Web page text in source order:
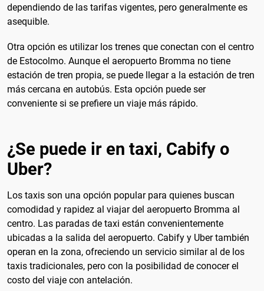
dependiendo de las tarifas vigentes, pero generalmente es
asequible.
Otra opción es utilizar los trenes que conectan con el centro
de Estocolmo. Aunque el aeropuerto Bromma no tiene
estación de tren propia, se puede llegar a la estación de tren
más cercana en autobús. Esta opción puede ser
conveniente si se prefiere un viaje más rápido.
¿Se puede ir en taxi, Cabify o
Uber?
Los taxis son una opción popular para quienes buscan
comodidad y rapidez al viajar del aeropuerto Bromma al
centro. Las paradas de taxi están convenientemente
ubicadas a la salida del aeropuerto. Cabify y Uber también
operan en la zona, ofreciendo un servicio similar al de los
taxis tradicionales, pero con la posibilidad de conocer el
costo del viaje con antelación.